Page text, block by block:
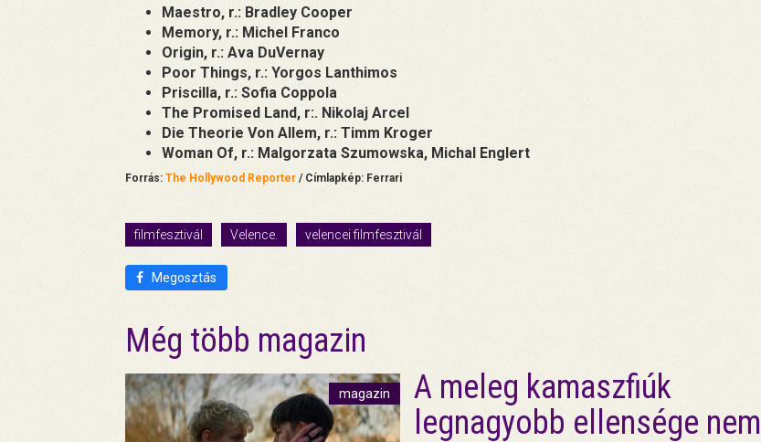
Maestro, r.: Bradley Cooper
Memory, r.: Michel Franco
Origin, r.: Ava DuVernay
Poor Things, r.: Yorgos Lanthimos
Priscilla, r.: Sofia Coppola
The Promised Land, r:. Nikolaj Arcel
Die Theorie Von Allem, r.: Timm Kroger
Woman Of, r.: Malgorzata Szumowska, Michal Englert
Forrás: The Hollywood Reporter / Címlapkép: Ferrari
filmfesztivál Velence. velencei filmfesztivál
Megosztás
Még több magazin
magazin
A meleg kamaszfiúk
legnagyobb ellensége nem